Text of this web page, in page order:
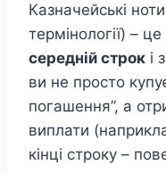
Казначейські
термінології) –
середній строк і
ви не просто
погашення”, а
виплати
кінці строку –